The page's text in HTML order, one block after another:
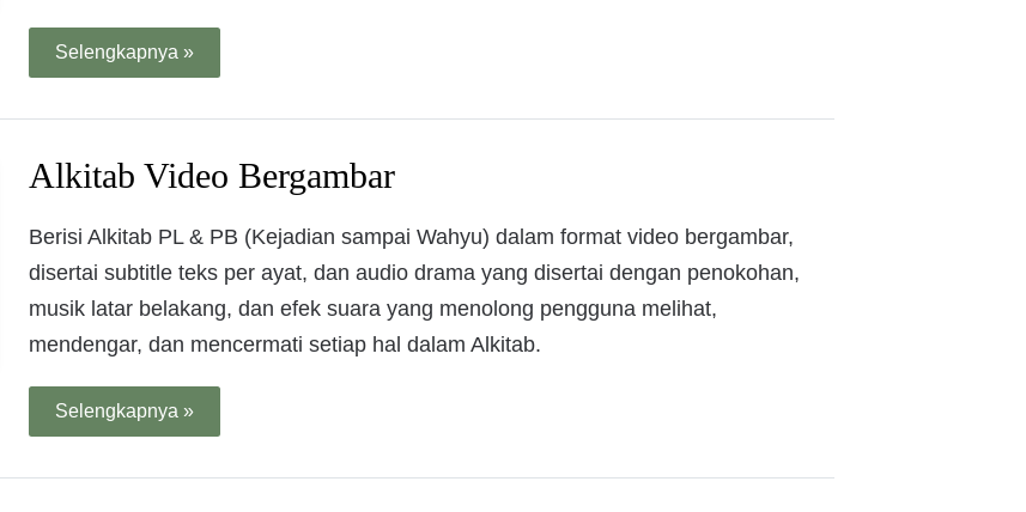
Selengkapnya »
Alkitab Video Bergambar
Berisi Alkitab PL & PB (Kejadian sampai Wahyu) dalam format video bergambar,
disertai subtitle teks per ayat, dan audio drama yang disertai dengan penokohan,
musik latar belakang, dan efek suara yang menolong pengguna melihat,
mendengar, dan mencermati setiap hal dalam Alkitab.
Selengkapnya »